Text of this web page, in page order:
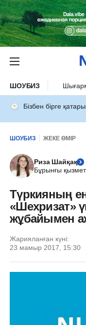
ШОУБИЗ
Бізбен бірге
ШОУБИЗ ЖЕКЕ ӨМІР
Риза Шайқақ
Бұрынғы
Түркияның
«Шехризат»
жұбайымен
Жарияланған күні:
23 мамыр 2017, 15:30